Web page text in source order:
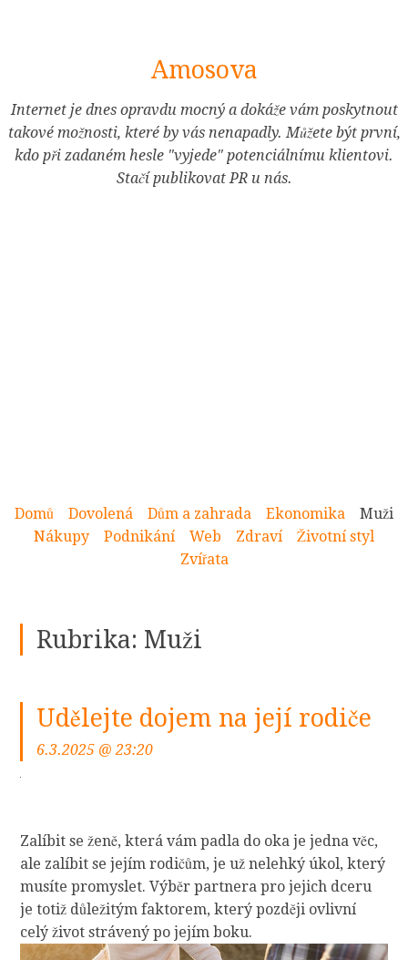
Content]
Amosova
Internet je dnes opravdu mocný a dokáže vám poskytnout
takové možnosti, které by vás nenapadly. Můžete být první,
kdo při zadaném hesle "vyjede" potenciálnímu klientovi.
Stačí publikovat PR u nás.
Domů Dovolená Dům a zahrada Ekonomika
Muži
Nákupy
Podnikání Web Zdraví
Životní styl
Zvířata
Rubrika: Muži
Udělejte dojem na její rodiče
6.3.2025 @ 23:20
Zalíbit se ženě, která vám padla do oka je jedna věc,
ale zalíbit se jejím rodičům, je už nelehký úkol, který
musíte promyslet. Výběr partnera pro jejich dceru
je totiž důležitým faktorem, který později ovlivní
celý život strávený po jejím boku.